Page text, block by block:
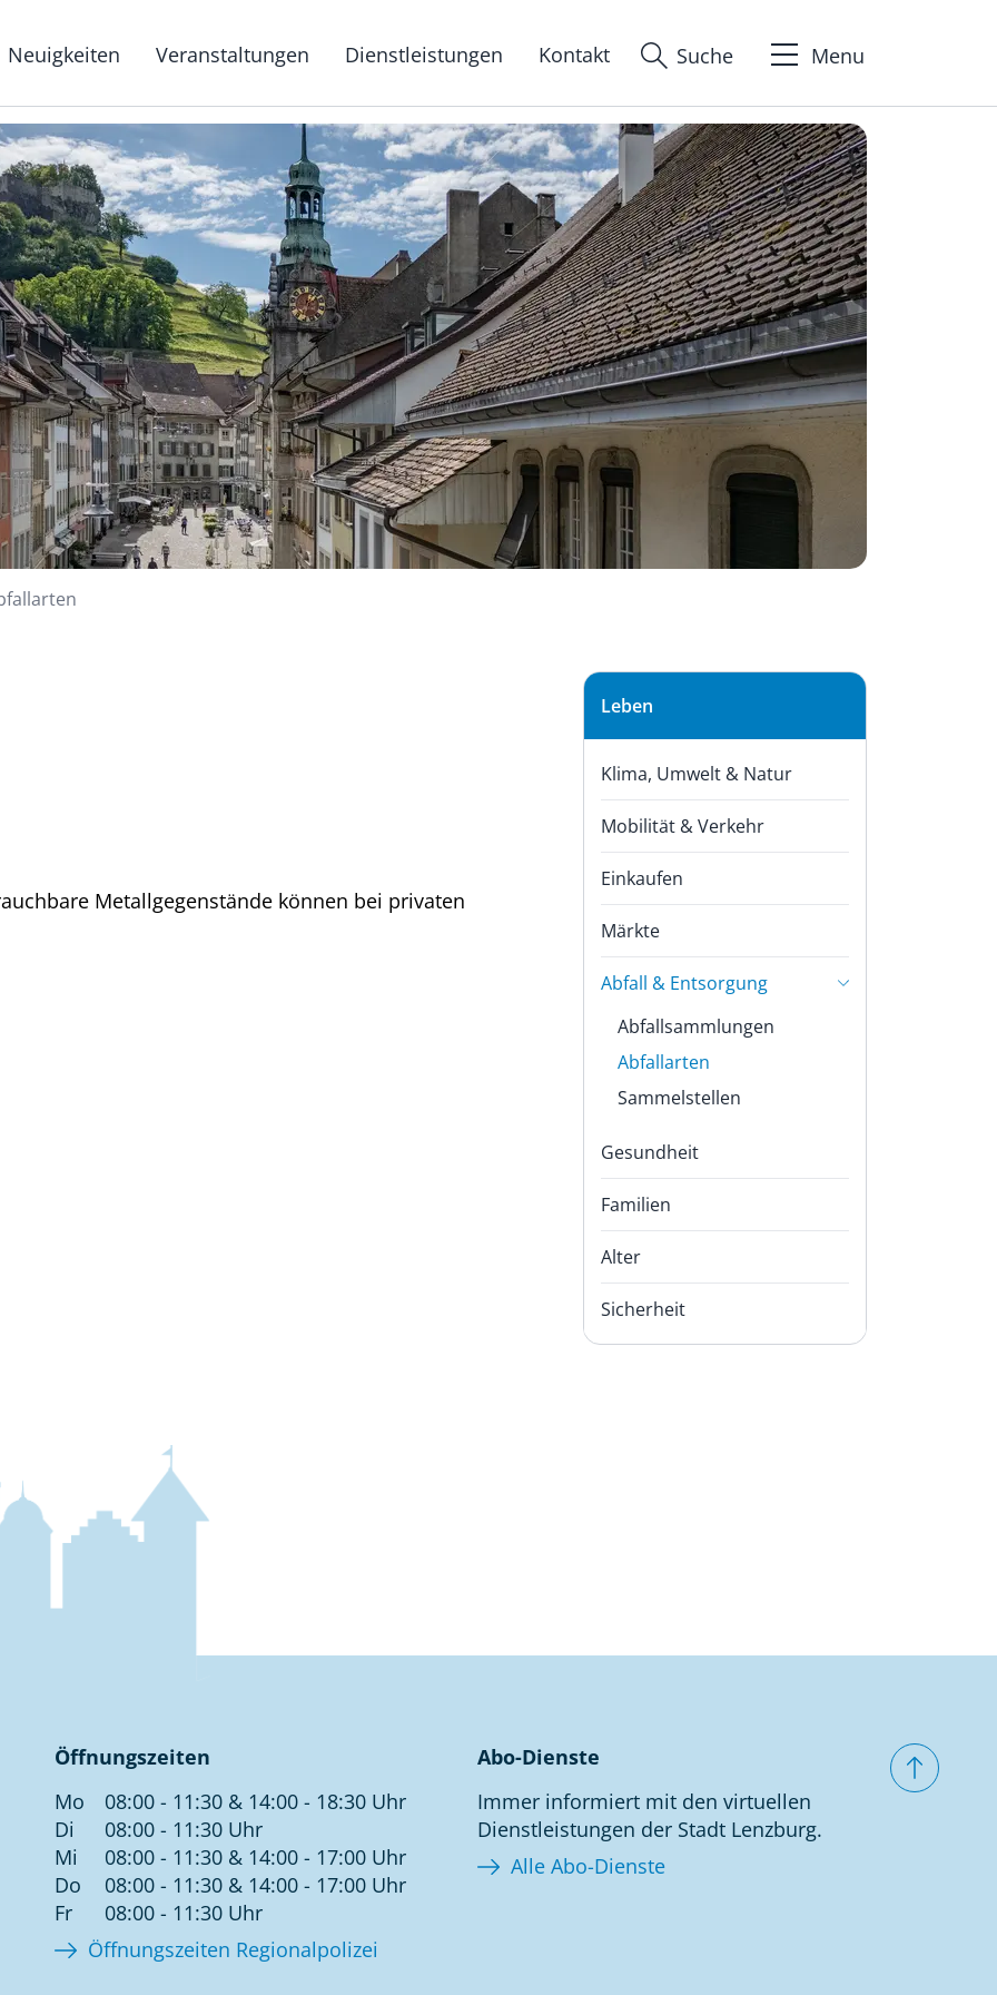
Hauptnavigation
Neuigkeiten Veranstaltungen Dienstleistungen Kontakt Suche Menu
Subnavigation
Leben
Klima, Umwelt & Natur
Mobilität & Verkehr
Einkaufen
Märkte
Abfall & Entsorgung
Abfallsammlungen
Abfallarten
(
s
e
w
ä
h
l
Sammelstellen
Gesundheit
Familien
Alter
Sicherheit
Metallgegenstände können bei privaten
Öffnungszeiten
Mo
08:00 - 11:30 & 14:00 - 18:30 Uhr
Di
08:00 - 11:30 Uhr
Mi
08:00 - 11:30 & 14:00 - 17:00 Uhr
Do
08:00 - 11:30 & 14:00 - 17:00 Uhr
Fr
08:00 - 11:30 Uhr
Öffnungszeiten Regionalpolizei
Abo-Dienste
Immer informiert mit den virtuellen
Dienstleistungen der Stadt Lenzburg.
Alle Abo-Dienste